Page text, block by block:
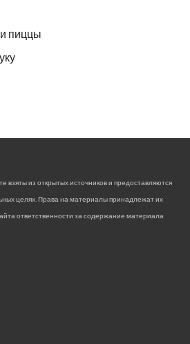
пиццы
взяты из открытых источников и предоставляются
целях. Права на материалы принадлежат их
ответственности за содержание материала